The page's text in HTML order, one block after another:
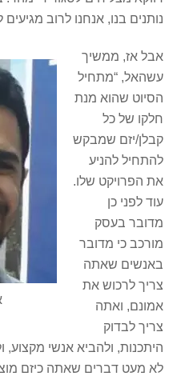
נותנים בנו, אנחנו לרוב מגיעים ל-100%
אבל אז, ממשיך
עשהאל, “מתחיל
הסיוט שהוא מנת
חלקו של כל
קבלן/יזם שמבקש
להתחיל להניע
את הפרויקט שלו.
עוד לפני כן
מדובר בעסק
מורכב כי מדובר
באנשים שאתה
צריך לרכוש את
אמונם, ואתה
צריך לבדוק
היתכנות, ולהביא אנשי מקצוע,
לא מעט דברים שאתה כיזם